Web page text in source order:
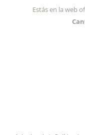
Estás en la web